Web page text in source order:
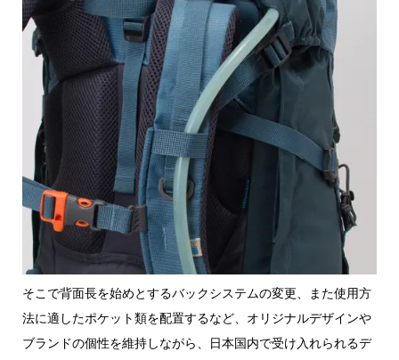
そこで背面長を始めとするバックシステムの変更、また使用方
法に適したポケット類を配置するなど、オリジナルデザインや
ブランドの個性を維持しながら、日本国内で受け入れられるデ